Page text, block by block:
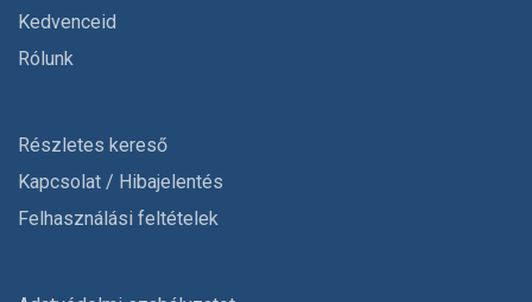
Kedvenceid
Rólunk
Részletes kereső
Kapcsolat / Hibajelentés
Felhasználási feltételek